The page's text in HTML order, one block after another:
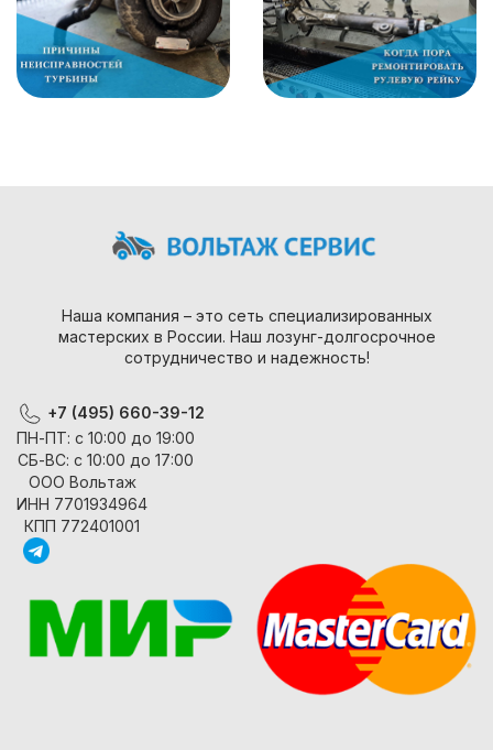
Наша компания – это сеть специализированных
мастерских в России. Наш лозунг-долгосрочное
сотрудничество и надежность!
+7 (495) 660-39-12
ПН-ПТ: с 10:00 до 19:00
СБ-ВС: с 10:00 до 17:00
ООО Вольтаж
ИНН 7701934964
КПП 772401001